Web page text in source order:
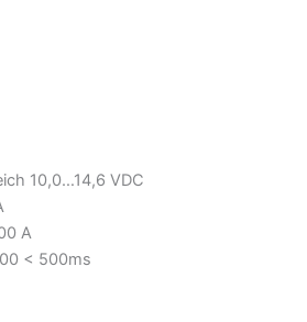
10,0…14,6 VDC
A
< 500ms